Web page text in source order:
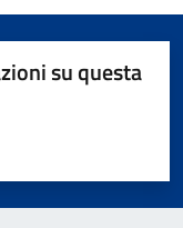
su questa